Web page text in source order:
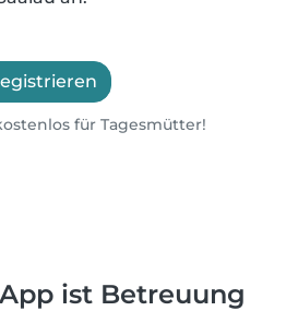
für Tagesmütter!
ist Betreuung